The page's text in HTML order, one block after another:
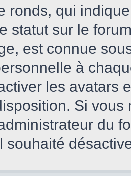
ronds, qui
statut sur le
est connue
à
les avatars
Si vous
du
souhaité